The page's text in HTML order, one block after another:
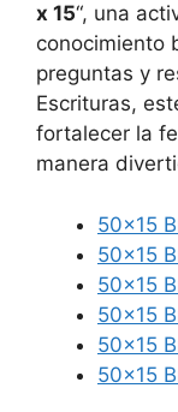
x 15“, una
conocimiento
preguntas y
Escrituras,
fortalecer la
manera
50×15
50×15
50×15
50×15
50×15
50×15